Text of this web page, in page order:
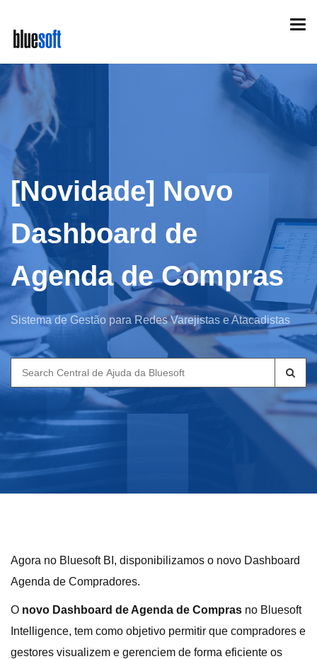
main
content
[Novidade] Novo
Dashboard de
Agenda de Compras
Sistema de Gestão para Redes Varejistas e Atacadistas
Search
for:
Agora no Bluesoft BI, disponibilizamos o novo Dashboard
Agenda de Compradores.
O novo Dashboard de Agenda de Compras no Bluesoft
Intelligence, tem como objetivo permitir que compradores e
gestores visualizem e gerenciem de forma eficiente os